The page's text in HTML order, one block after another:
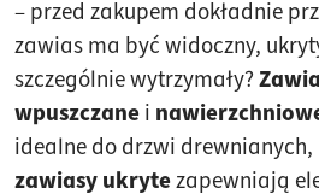
– przed zakupem dokładnie
zawias ma być widoczny,
szczególnie wytrzymały?
wpuszczanei
idealne do drzwi drewnianych,
zawiasy ukrytezapewniają